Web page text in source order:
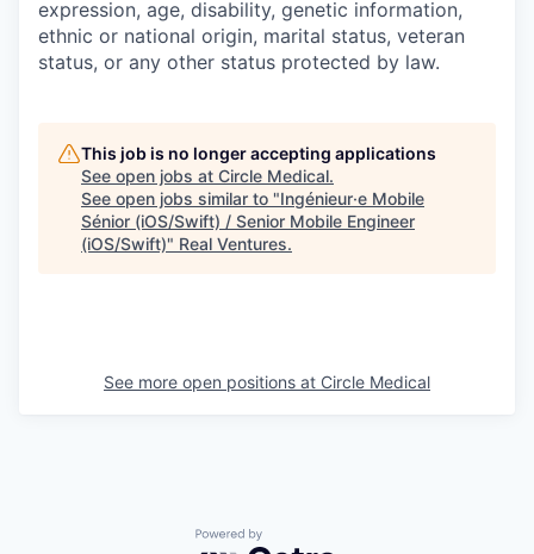
expression, age, disability, genetic information,
ethnic or national origin, marital status, veteran
status, or any other status protected by law.
This job is no longer accepting applications
See open jobs at Circle Medical.
See open jobs similar to "Ingénieur·e Mobile
Sénior (iOS/Swift) / Senior Mobile Engineer
(iOS/Swift)" Real Ventures.
See more open positions at Circle Medical
Powered by Getro.com